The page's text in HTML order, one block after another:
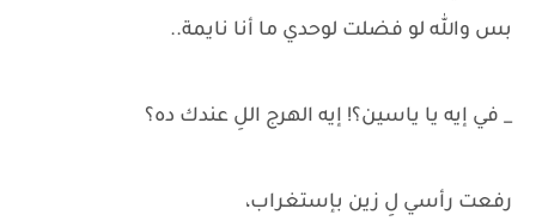
بس والله لو فضلت لوحدي ما أنا نايمة..
_ في إيه يا ياسين؟! إيه الهرج اللِ عندك ده؟
رفعت رأسي لِ زين بإستغراب،